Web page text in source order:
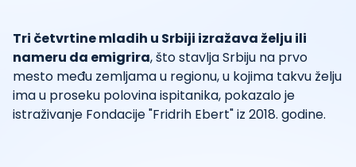
Tri četvrtine mladih u Srbiji izražava želju ili
nameru da emigrira, što stavlja Srbiju na prvo
mesto među zemljama u regionu, u kojima takvu želju
ima u proseku polovina ispitanika, pokazalo je
istraživanje Fondacije "Fridrih Ebert" iz 2018. godine.